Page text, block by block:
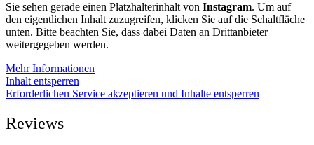
Sie sehen gerade einen Platzhalterinhalt von Instagram. Um auf
den eigentlichen Inhalt zuzugreifen, klicken Sie auf die Schaltfläche
unten. Bitte beachten Sie, dass dabei Daten an Drittanbieter
weitergegeben werden.
Mehr Informationen
Inhalt entsperren
Erforderlichen Service akzeptieren und Inhalte entsperren
Reviews